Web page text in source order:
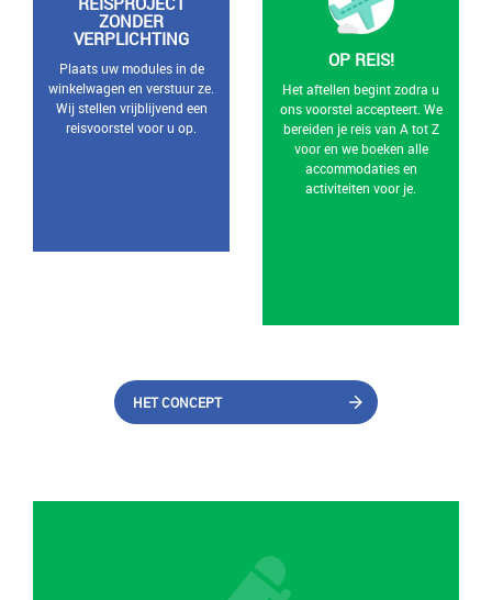
ZONDER
VERPLICHTING
Plaats uw modules in de
winkelwagen en verstuur ze.
Wij stellen vrijblijvend een
reisvoorstel voor u op.
OP REIS!
Het aftellen begint zodra u
ons voorstel accepteert. We
bereiden je reis van A tot Z
voor en we boeken alle
accommodaties en
activiteiten voor je.
HET CONCEPT